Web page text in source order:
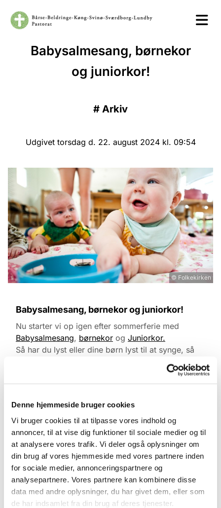
Denne hjemmeside bruger cookies
Vi bruger cookies til at tilpasse vores indhold og
annoncer, til at vise dig funktioner til sociale medier og til
at analysere vores trafik. Vi deler også oplysninger om
din brug af vores hjemmeside med vores partnere inden
for sociale medier, annonceringspartnere og
analysepartnere. Vores partnere kan kombinere disse
data med andre oplysninger, du har givet dem, eller som
de har indsamlet fra din brug af deres tjenester.
Babysalmesang, børnekor
og juniorkor!
# Arkiv
Udgivet torsdag d. 22. august 2024 kl. 09:54
© Folkekirken
Babysalmesang, børnekor og juniorkor!
Nu starter vi op igen efter sommerferie med
Babysalmesang, børnekor og Juniorkor.
Så har du lyst eller dine børn lyst til at synge, så
Læs mere om tilmelding på vores hjemmeside.
Du vil måske også kunne
lide...